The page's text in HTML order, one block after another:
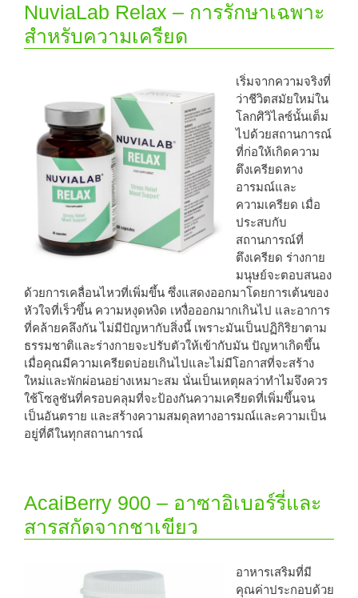
NuviaLab Relax – การรักษาเฉพาะ
สำหรับความเครียด
เริ่มจากความจริงที่
ว่าชีวิตสมัยใหม่ใน
โลกศิวิไลซ์นั้นเต็ม
ไปด้วยสถานการณ์
ที่ก่อให้เกิดความ
ตึงเครียดทาง
อารมณ์และ
ความเครียด เมื่อ
ประสบกับ
สถานการณ์ที่
ตึงเครียด ร่างกาย
มนุษย์จะตอบสนอง
ด้วยการเคลื่อนไหวที่เพิ่มขึ้น ซึ่งแสดงออกมาโดยการเต้นของ
หัวใจที่เร็วขึ้น ความหงุดหงิด เหงื่อออกมากเกินไป และอาการ
ที่คล้ายคลึงกัน ไม่มีปัญหากับสิ่งนี้ เพราะมันเป็นปฏิกิริยาตาม
ธรรมชาติและร่างกายจะปรับตัวให้เข้ากับมัน ปัญหาเกิดขึ้น
เมื่อคุณมีความเครียดบ่อยเกินไปและไม่มีโอกาสที่จะสร้าง
ใหม่และพักผ่อนอย่างเหมาะสม นั่นเป็นเหตุผลว่าทำไมจึงควร
ใช้โซลูชันที่ครอบคลุมที่จะป้องกันความเครียดที่เพิ่มขึ้นจน
เป็นอันตราย และสร้างความสมดุลทางอารมณ์และความเป็น
อยู่ที่ดีในทุกสถานการณ์
AcaiBerry 900 – อาซาอิเบอร์รี่และ
สารสกัดจากชาเขียว
อาหารเสริมที่มี
คุณค่าประกอบด้วย